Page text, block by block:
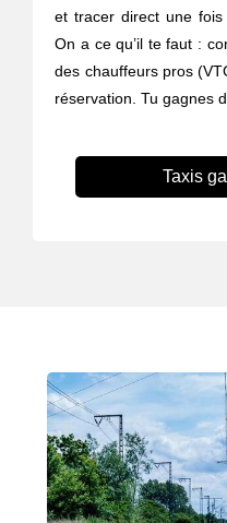
et tracer direct une
On a ce qu’il te faut :
des chauffeurs pros
réservation. Tu gagnes
Taxis